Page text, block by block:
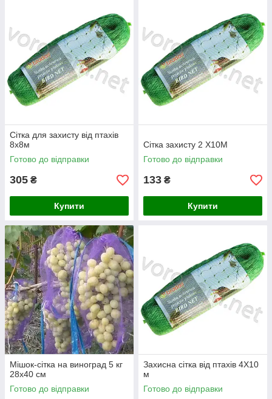
Сітка для захисту від птахів
8х8м
Готово до відправки
305 ₴
Купити
Сітка захисту 2 Х10М
Готово до відправки
133 ₴
Купити
Мішок-сітка на виноград 5 кг
28х40 см
Готово до відправки
Захисна сітка від птахів 4Х10
м
Готово до відправки